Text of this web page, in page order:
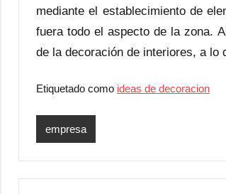
mediante el establecimiento de
fuera todo el aspecto de la zona.
de la decoración de interiores, a lo
Etiquetado como ideas de decoracion
empresa